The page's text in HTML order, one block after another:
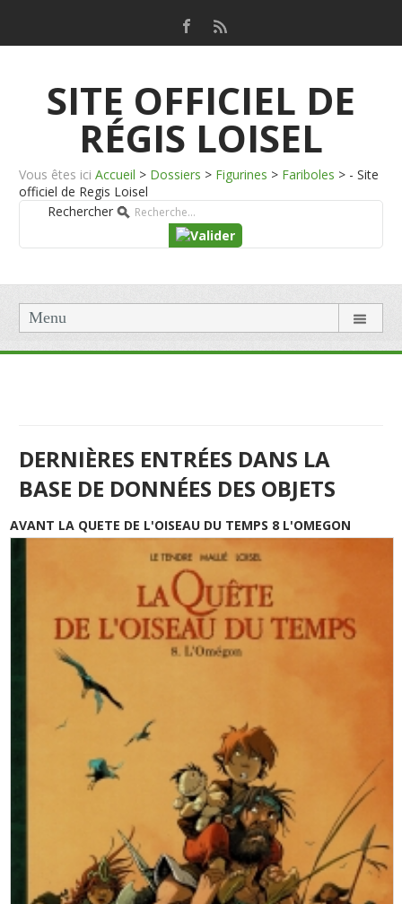
SITE OFFICIEL DE
RÉGIS LOISEL
Vous êtes ici Accueil > Dossiers > Figurines > Fariboles > - Site
officiel de Regis Loisel
Rechercher
Menu
DERNIÈRES ENTRÉES DANS LA
BASE DE DONNÉES DES OBJETS
AVANT LA QUETE DE L'OISEAU DU TEMPS 8 L'OMEGON